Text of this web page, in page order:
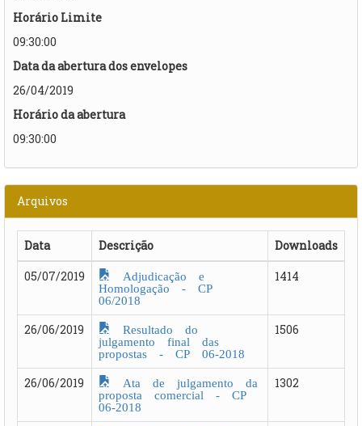
Horário Limite
09:30:00
Data da abertura dos envelopes
26/04/2019
Horário da abertura
09:30:00
Arquivos
Data Descrição
Downloads
05/07/2019
Adjudicação e
Homologação - CP
06/2018
1414
26/06/2019
Resultado do
julgamento final das
propostas - CP 06-2018
1506
26/06/2019
Ata de julgamento da
proposta comercial - CP
06-2018
1302